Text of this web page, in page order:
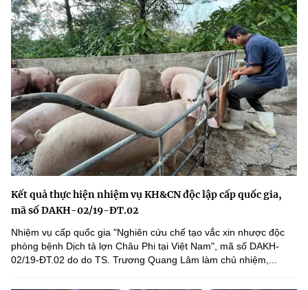
Kết quả thực hiện nhiệm vụ KH&CN độc lập cấp quốc gia,
mã số DAKH-02/19-ĐT.02
Nhiệm vụ cấp quốc gia "Nghiên cứu chế tạo vắc xin nhược độc
phòng bệnh Dịch tả lợn Châu Phi tại Việt Nam", mã số DAKH-
02/19-ĐT.02 do do TS. Trương Quang Lâm làm chủ nhiệm,...